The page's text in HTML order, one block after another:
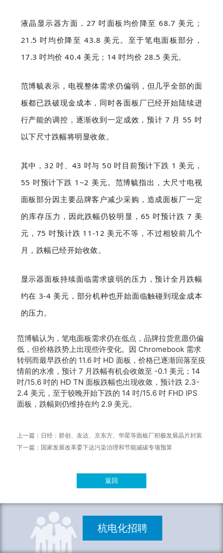
液晶显示器方面，27 吋面板均价降至 68.7 美元；
21.5 吋均价降至 43.8 美元。至于笔电面板部分，
17.3 吋均价 40.4 美元；14 吋均价 28.5 美元。
范博毓表示，电视整体需求仍偏弱，但几乎全部的面
板都已跌破现金成本，同时各面板厂已经开始陆续进
行产能的调控，逐渐收到一定成效，预计 7 月 55 吋
以下尺寸跌幅将明显收敛。
其中，32 吋、43 吋与 50 吋目前预计下跌 1 美元，
55 吋预计下跌 1~2 美元。范博毓指出，大尺寸电视
面板部分因主要品牌客户减少采购，造成面板厂一定
的库存压力，因此跌幅仍较明显，65 吋预计跌 7 美
元，75 吋预计跌 11-12 美元不等，不过相较前几个
月，跌幅已经开始收敛。
显示器面板持续面临需求疲弱的压力，预计全月跌幅
约在 3-4 美元，部分机种也开始面临触碰到现金成本
的压力。
范博毓认为，笔电面板需求仍在低点，品牌拉货意愿仍偏
低，但价格跌势上出现些许变化。 因 Chromebook 需求
转弱而最早跌价的 11.6 吋 HD 面板，价格已逐渐回落至疫
情前的水准，预计 7 月跌幅有机会收敛至 -0.1 美元； 14
吋/15.6 吋的 HD TN 面板跌幅也出现收敛，预计跌 2.3-
2.4 美元，至于较晚开始下跌的 14 吋/15.6 吋 FHD IPS
面板，跌幅则仍维持在约 2.9 美元。
上一篇： 日经：群创、友达、京东方、华星等面板厂积极发展晶片封装
下一篇： 国家发展改革委下达污染治理和节能减碳专项预算
返回
杭电化招聘